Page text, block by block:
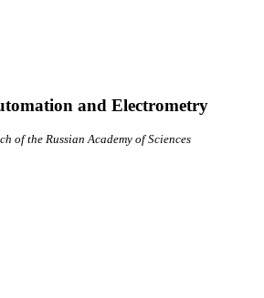
and Electrometry
of the Russian Academy of Sciences